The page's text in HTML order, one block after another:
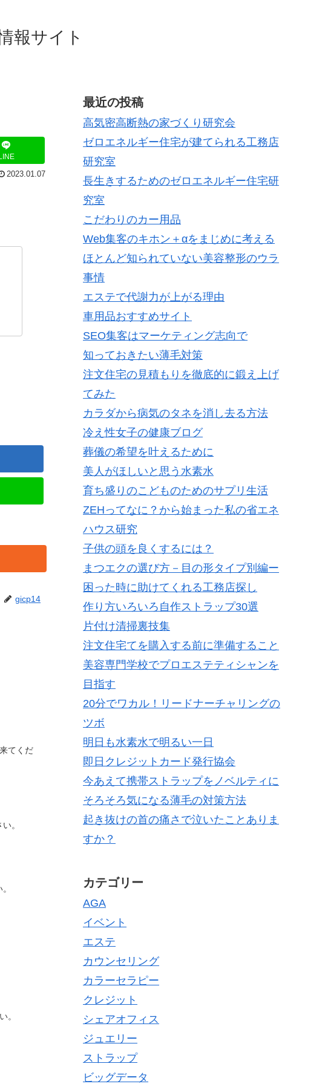
報サイト
LINE
2023.01.07
gicp14
てくだ
。
。
最近の投稿
高気密高断熱の家づくり研究会
ゼロエネルギー住宅が建てられる工務店
研究室
長生きするためのゼロエネルギー住宅研
究室
こだわりのカー用品
Web集客のキホン＋αをまじめに考える
ほとんど知られていない美容整形のウラ
事情
エステで代謝力が上がる理由
車用品おすすめサイト
SEO集客はマーケティング志向で
知っておきたい薄毛対策
注文住宅の見積もりを徹底的に鍛え上げ
てみた
カラダから病気のタネを消し去る方法
冷え性女子の健康ブログ
葬儀の希望を叶えるために
美人がほしいと思う水素水
育ち盛りのこどものためのサプリ生活
ZEHってなに？から始まった私の省エネ
ハウス研究
子供の頭を良くするには？
まつエクの選び方－目の形タイプ別編ー
困った時に助けてくれる工務店探し
作り方いろいろ自作ストラップ30選
片付け清掃裏技集
注文住宅てを購入する前に準備すること
美容専門学校でプロエステティシャンを
目指す
20分でワカル！リードナーチャリングの
ツボ
明日も水素水で明るい一日
即日クレジットカード発行協会
今あえて携帯ストラップをノベルティに
そろそろ気になる薄毛の対策方法
起き抜けの首の痛さで泣いたことありま
すか？
カテゴリー
AGA
イベント
エステ
カウンセリング
カラーセラピー
クレジット
シェアオフィス
ジュエリー
ストラップ
ビッグデータ